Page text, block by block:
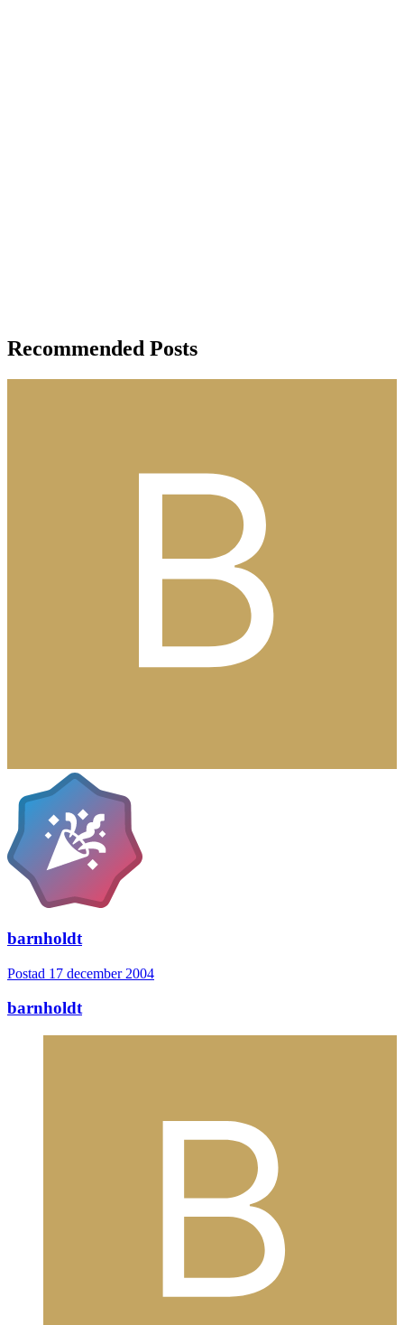
Recommended Posts
barnholdt
Postad 17 december 2004
barnholdt